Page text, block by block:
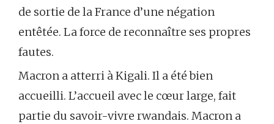
de sortie de la France d’une négation
entêtée. La force de reconnaître ses propres
fautes.
Macron a atterri à Kigali. Il a été bien
accueilli. L’accueil avec le cœur large, fait
partie du savoir-vivre rwandais. Macron a